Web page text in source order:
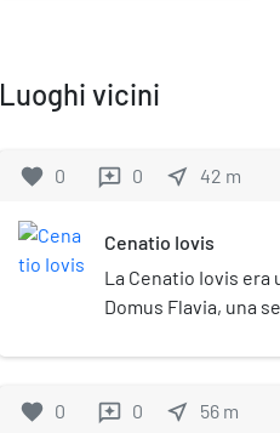
Luoghi vicini
favorite 0 reviews 0 near_me 42 m
Cenatio Iovis
La Cenatio Iovis
Domus Flavia, una
(identificabile
nuovo palazzo
favorite 0 reviews 0 near_me 56 m